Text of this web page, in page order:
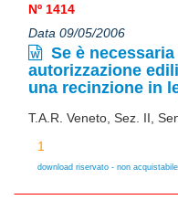
Nº 1414
Data 09/05/2006
Se è
autorizzazione
una recinzione in
T.A.R. Veneto, Sez. II,
download riservato - non acquistabile